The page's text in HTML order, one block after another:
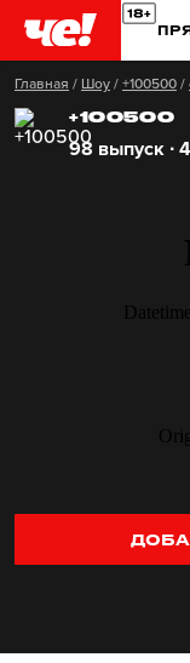
Главная / Шоу / +100500 /
+100500
98 выпуск ∙